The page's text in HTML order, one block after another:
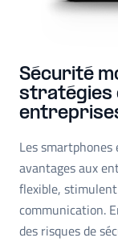
Sécurité
stratégies
Les
avantages aux
flexible,
communication.
des risques de